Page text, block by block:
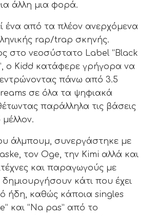
άλλη μια φορά.
ένα από τα πλέον ανερχόμενα
rap/trap σκηνής.
στο νεοσύστατο Label “Black
ο Kidd κατάφερε γρήγορα να
πάνω από 3.5
σε όλα τα ψηφιακά
παράλληλα τις βάσεις
άλμπουμ, συνεργάστηκε με
τον Oge, την Kimi αλλά και
και παραγωγούς με
κάτι που έχει
ήδη, καθώς κάποια singles
και “Na pas” από το